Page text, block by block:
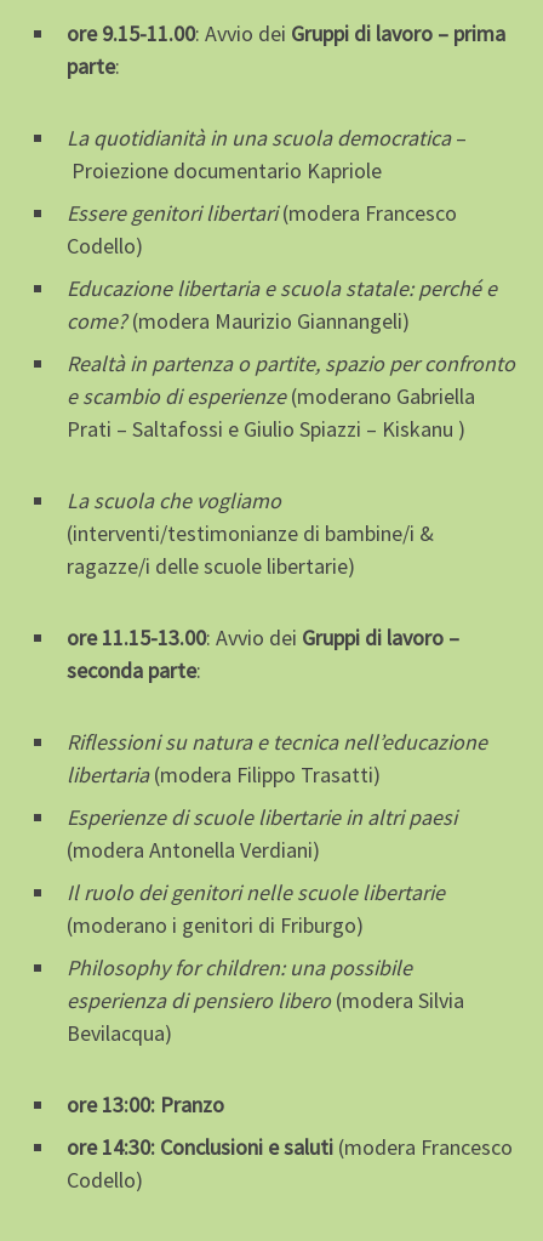
ore 9.15-11.00: Avvio dei Gruppi di lavoro – prima
parte:
La quotidianità in una scuola democratica–
Proiezione documentario Kapriole
Essere genitori libertari(modera Francesco
Codello)
Educazione libertaria e scuola statale: perché e
come?(modera Maurizio Giannangeli)
Realtà in partenza o partite, spazio per confronto
e scambio di esperienze(moderano Gabriella
Prati – Saltafossi e Giulio Spiazzi – Kiskanu )
La scuola che vogliamo
(interventi/testimonianze di bambine/i &
ragazze/i delle scuole libertarie)
ore 11.15-13.00: Avvio dei Gruppi di lavoro –
seconda parte:
Riflessioni su natura e tecnica nell’educazione
libertaria(modera Filippo Trasatti)
Esperienze di scuole libertarie in altri paesi
(modera Antonella Verdiani)
Il ruolo dei genitori nelle scuole libertarie
(moderano i genitori di Friburgo)
Philosophy for children: una possibile
esperienza di pensiero libero(modera Silvia
Bevilacqua)
ore 13:00: Pranzo
ore 14:30: Conclusioni e saluti (modera Francesco
Codello)